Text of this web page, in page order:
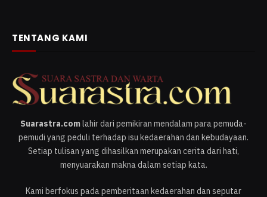
TENTANG KAMI
Suarastra.comlahir dari pemikiran mendalam para pemuda-
pemudi yang peduli terhadap isu kedaerahan dan kebudayaan.
Setiap tulisan yang dihasilkan merupakan cerita dari hati,
menyuarakan makna dalam setiap kata.
Kami berfokus pada pemberitaan kedaerahan dan seputar